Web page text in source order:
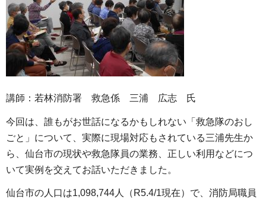
講師：若林消防署 救急係 三浦 広志 氏
今回は、誰もがお世話になるかもしれない「救急隊のおし
ごと」について、実際に現場対応もされている三浦先生か
ら、仙台市の現状や救急隊員の業務、正しい利用などにつ
いて実例を交えてお話いただきました。
仙台市の人口は1,098,744人（R5.4/1現在）で、消防局職員